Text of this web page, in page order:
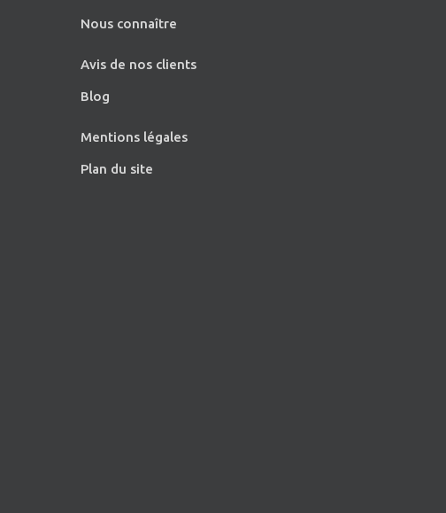
Nous connaître
Avis de nos clients
Blog
Mentions légales
Plan du site